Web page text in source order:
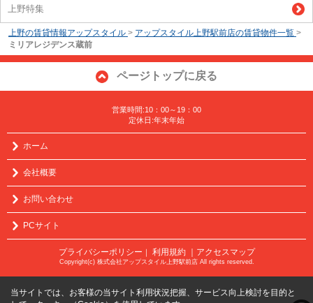
上野特集
上野の賃貸情報アップスタイル > アップスタイル上野駅前店の賃貸物件一覧 >
ミリアレジデンス蔵前
ページトップに戻る
営業時間:10：00～19：00
定休日:年末年始
ホーム
会社概要
お問い合わせ
PCサイト
プライバシーポリシー 利用規約 ｜アクセスマップ
Copyright(c) 株式会社アップスタイル上野駅前店 All rights reserved.
当サイトでは、お客様の当サイト利用状況把握、サービス向上検討を目的と